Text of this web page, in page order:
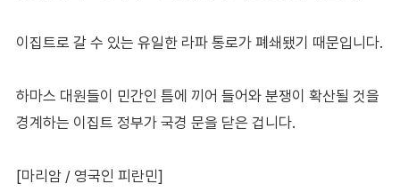
이집트로 갈 수 있는 유일한 라파 통로가 폐쇄됐기 때문입니다.
하마스 대원들이 민간인 틈에 끼어 들어와 분쟁이 확산될 것을
경계하는 이집트 정부가 국경 문을 닫은 겁니다.
[마리암 / 영국인 피란민]